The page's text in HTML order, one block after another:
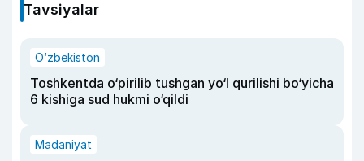
Tavsiyalar
O‘zbekiston
Toshkentda o‘pirilib tushgan yo‘l qurilishi bo‘yicha
6 kishiga sud hukmi o‘qildi
Madaniyat